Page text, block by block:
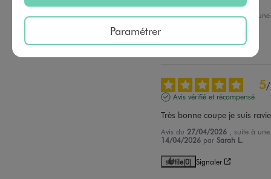
Avis du25/05/2026 , suite à
Utile(0) Signaler
5/
Avis vérifié et récompensé
Très bonne coupe je suis ravie
Avis du 27/04/2026
, suite à
14/04/2026 par Sarah L.
Utile(0) Signaler
Paramétrer